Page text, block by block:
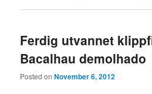
Ferdig utvannet
Bacalhau demolhado
Posted onNovember 6, 2012